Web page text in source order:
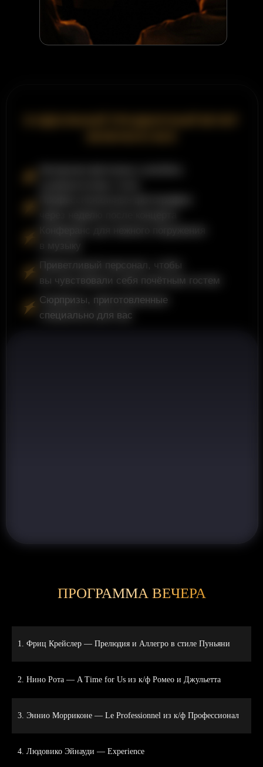
специально для вас
ПРОГРАММА ВЕЧЕРА
1. Фриц Крейслер — Прелюдия и Аллегро в стиле Пуньяни
2. Нино Рота — A Time for Us из к/ф Ромео и Джульетта
3. Эннио Морриконе — Le Professionnel из к/ф Профессионал
4. Людовико Эйнауди — Experience